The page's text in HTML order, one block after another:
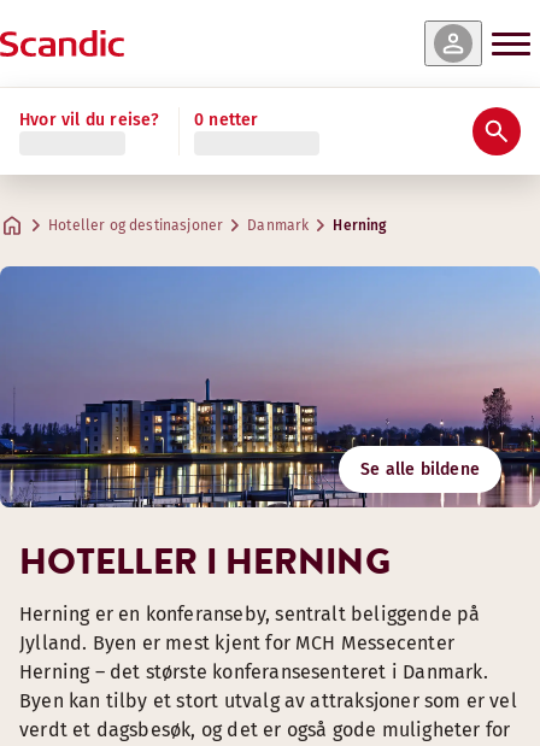
Hvor vil du reise? 0 netter
Hoteller og destinasjoner Danmark Herning
Se alle bildene
HOTELLER I HERNING
Herning er en konferanseby, sentralt beliggende på
Jylland. Byen er mest kjent for MCH Messecenter
Herning – det største konferansesenteret i Danmark.
Byen kan tilby et stort utvalg av attraksjoner som er vel
verdt et dagsbesøk, og det er også gode muligheter for